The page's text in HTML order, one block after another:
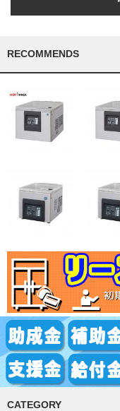
RECOMMENDS
CATEGORY